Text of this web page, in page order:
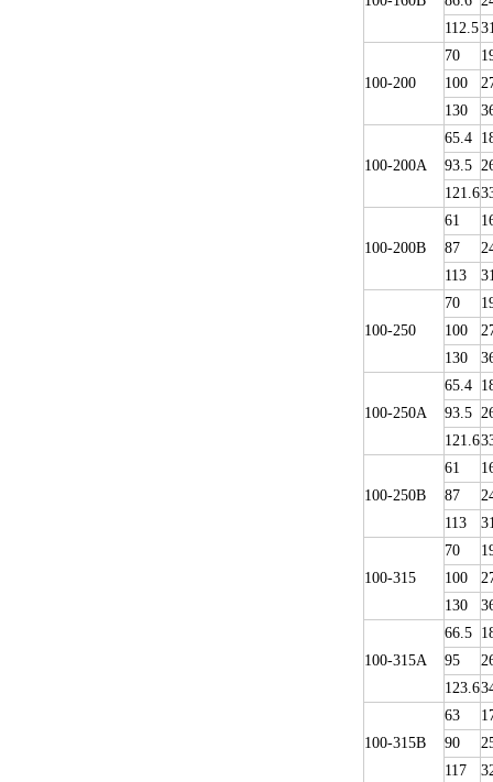
112.5
100-200
70
100
130
100-200A
65.4
93.5
121.6
100-200B
61
87
113
100-250
70
100
130
100-250A
65.4
93.5
121.6
100-250B
61
87
113
100-315
70
100
130
100-315A
66.5
95
123.6
100-315B
63
90
117